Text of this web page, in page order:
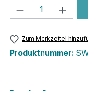
Produkt
Zum Merkzettel
Produktnummer: